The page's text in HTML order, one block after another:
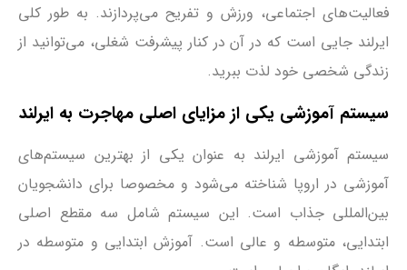
فعالیت‌های اجتماعی، ورزش و تفریح می‌پردازند. به طور کلی
ایرلند جایی است که در آن در کنار پیشرفت شغلی، می‌توانید از
زندگی شخصی خود لذت ببرید.
سیستم آموزشی یکی از مزایای اصلی مهاجرت به ایرلند
سیستم آموزشی ایرلند به عنوان یکی از بهترین سیستم‌های
آموزشی در اروپا شناخته می‌شود و مخصوصا برای دانشجویان
بین‌المللی جذاب است. این سیستم شامل سه مقطع اصلی
ابتدایی، متوسطه و عالی است. آموزش ابتدایی و متوسطه در